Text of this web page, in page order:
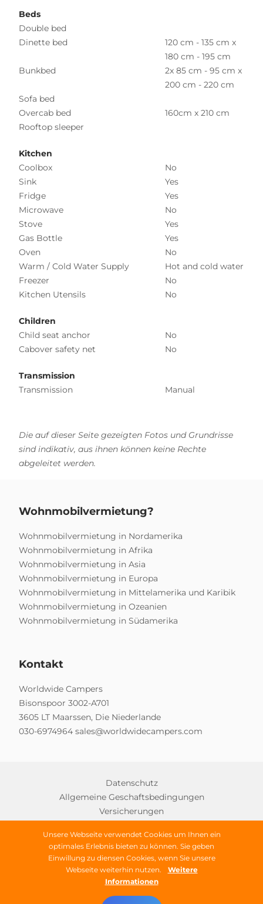
Beds
Double bed
Dinette bed
120 cm - 135 cm x
180 cm - 195 cm
Bunkbed
2x 85 cm - 95 cm x
200 cm - 220 cm
Sofa bed
Overcab bed
160cm x 210 cm
Rooftop sleeper
Kitchen
Coolbox
No
Sink
Yes
Fridge
Yes
Microwave
No
Stove
Yes
Gas Bottle
Yes
Oven
No
Warm / Cold Water Supply
Hot and cold water
Freezer
No
Kitchen Utensils
No
Children
Child seat anchor
No
Cabover safety net
No
Transmission
Transmission
Manual
Die auf dieser Seite gezeigten Fotos und Grundrisse
sind indikativ, aus ihnen können keine Rechte
abgeleitet werden.
Unsere Webseite verwendet Cookies um Ihnen ein
optimales Erlebnis bieten zu können. Sie geben
Einwillung zu diensen Cookies, wenn Sie unsere
Webseite weiterhin nutzen.
Weitere
Informationen
Wohnmobilvermietung?
Wohnmobilvermietung in Nordamerika
Wohnmobilvermietung in Afrika
Wohnmobilvermietung in Asia
Wohnmobilvermietung in Europa
Wohnmobilvermietung in Mittelamerika und Karibik
Wohnmobilvermietung in Ozeanien
Wohnmobilvermietung in Südamerika
Kontakt
Worldwide Campers
Bisonspoor 3002-A701
3605 LT Maarssen, Die Niederlande
030-6974964 sales@worldwidecampers.com
Datenschutz
Allgemeine Geschaftsbedingungen
Versicherungen
Copyright © 2026 Worldwide Campers
Alle Rechte vorbehalten